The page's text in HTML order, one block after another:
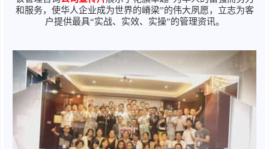
和服务，使华人企业成为世界的嵴梁”的伟大夙愿，立志为客
户提供最具“实战、实效、实操”的管理资讯。